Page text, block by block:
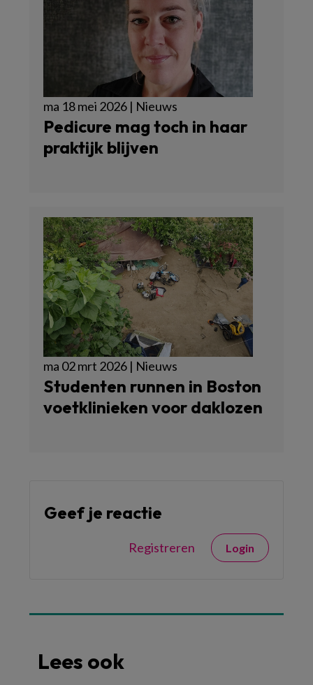
ma 18 mei 2026 | Nieuws
Pedicure mag toch in haar
praktijk blijven
ma 02 mrt 2026 | Nieuws
Studenten runnen in Boston
voetklinieken voor daklozen
Geef je reactie
Registreren Login
Lees ook